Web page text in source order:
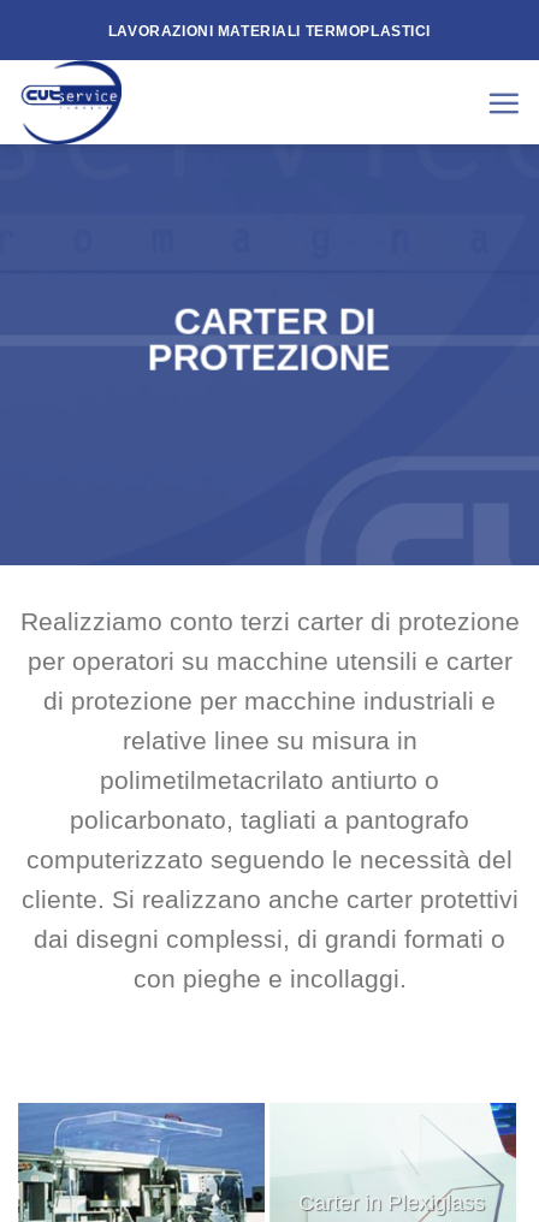
content
LAVORAZIONI MATERIALI TERMOPLASTICI
CARTER DI
PROTEZIONE
Realizziamo conto terzi carter di protezione
per operatori su macchine utensili e carter
di protezione per macchine industriali e
relative linee su misura in
polimetilmetacrilato antiurto o
policarbonato, tagliati a pantografo
computerizzato seguendo le necessità del
cliente. Si realizzano anche carter protettivi
dai disegni complessi, di grandi formati o
con pieghe e incollaggi.
Carter in Plexiglass